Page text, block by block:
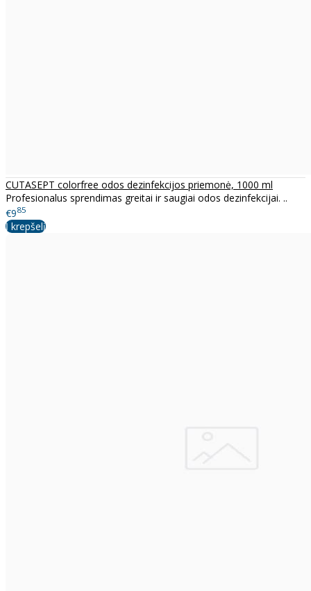
CUTASEPT colorfree odos dezinfekcijos priemonė, 1000 ml
Profesionalus sprendimas greitai ir saugiai odos dezinfekcijai. ..
€985
Į krepšelį